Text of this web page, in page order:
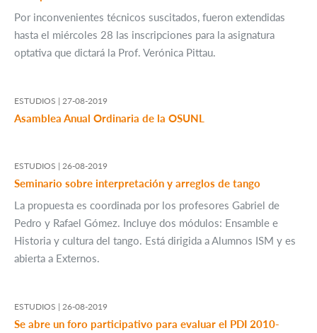
Por inconvenientes técnicos suscitados, fueron extendidas
hasta el miércoles 28 las inscripciones para la asignatura
optativa que dictará la Prof. Verónica Pittau.
ESTUDIOS | 27-08-2019
Asamblea Anual Ordinaria de la OSUNL
ESTUDIOS | 26-08-2019
Seminario sobre interpretación y arreglos de tango
La propuesta es coordinada por los profesores Gabriel de
Pedro y Rafael Gómez. Incluye dos módulos: Ensamble e
Historia y cultura del tango. Está dirigida a Alumnos ISM y es
abierta a Externos.
ESTUDIOS | 26-08-2019
Se abre un foro participativo para evaluar el PDI 2010-